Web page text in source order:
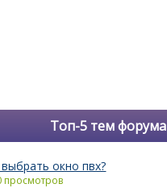
Топ-5 тем форума
окно пвх?
просмотров